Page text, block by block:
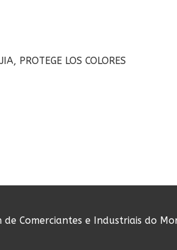
PROTEGE LOS COLORES
Comerciantes e Industriais do